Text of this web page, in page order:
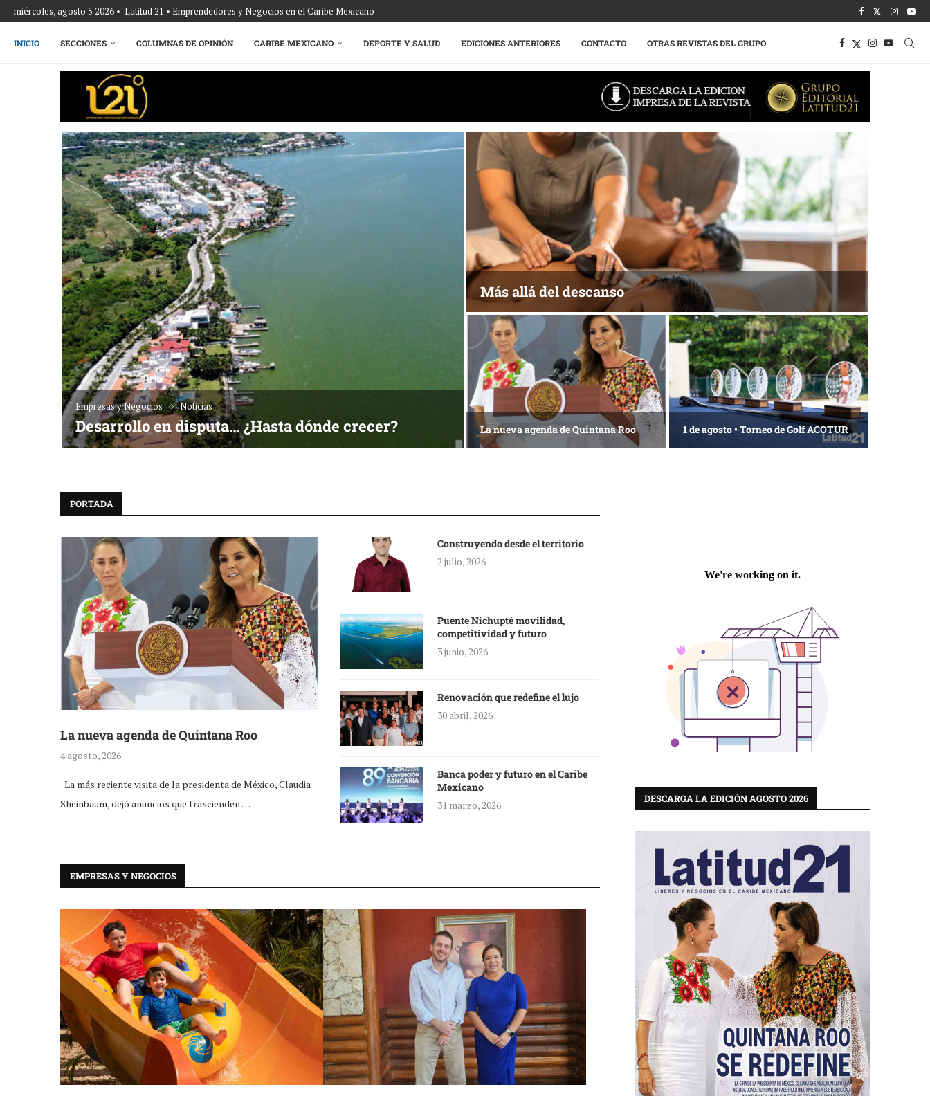
miércoles, agosto 5 2026 • Latitud 21 • Emprendedores y Negocios en el Caribe Mexicano
INICIO SECCIONES COLUMNAS DE OPINIÓN CARIBE MEXICANO DEPORTE Y SALUD EDICIONES ANTERIORES CONTACTO OTRAS REVISTAS DEL GRUPO
Empresas y Negocios Noticias
Desarrollo en disputa… ¿Hasta dónde crecer?
Más allá del descanso
La nueva agenda de Quintana Roo 1 de agosto • Torneo de Golf ACOTUR
PORTADA
La nueva agenda de Quintana Roo
4 agosto, 2026
La más reciente visita de la presidenta de México, Claudia
Sheinbaum, dejó anuncios que trascienden …
Construyendo desde el territorio
2 julio, 2026
Puente Nichupté movilidad,
competitividad y futuro
3 junio, 2026
Renovación que redefine el lujo
30 abril, 2026
Banca poder y futuro en el Caribe
Mexicano
31 marzo, 2026
EMPRESAS Y NEGOCIOS
DESCARGA LA EDICIÓN AGOSTO 2026